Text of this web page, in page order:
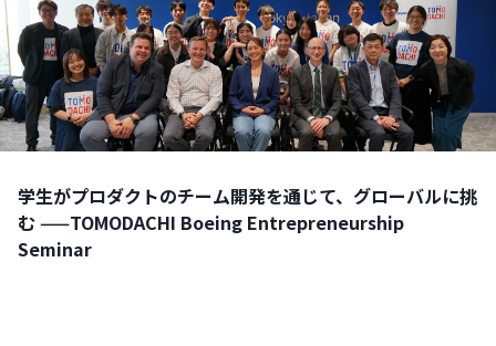
学生がプロダクトのチーム開発を通じて、グローバルに挑
む ——TOMODACHI Boeing Entrepreneurship
Seminar